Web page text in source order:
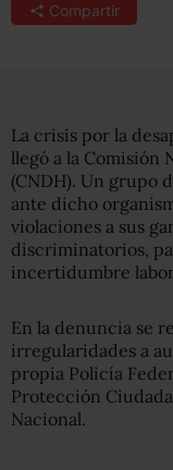
Compartir
La crisis por la
llegó a la Comisión
(CNDH). Un grupo
ante dicho
violaciones a sus
discriminatorios,
incertidumbre
En la denuncia se
irregularidades a
propia Policía
Protección
Nacional.